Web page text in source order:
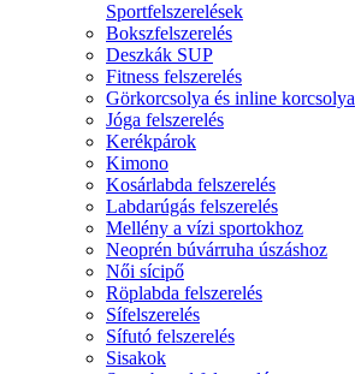
Sportfelszerelések
Bokszfelszerelés
Deszkák SUP
Fitness felszerelés
Görkorcsolya és inline korcsolya
Jóga felszerelés
Kerékpárok
Kimono
Kosárlabda felszerelés
Labdarúgás felszerelés
Mellény a vízi sportokhoz
Neoprén búvárruha úszáshoz
Női sícipő
Röplabda felszerelés
Sífelszerelés
Sífutó felszerelés
Sisakok